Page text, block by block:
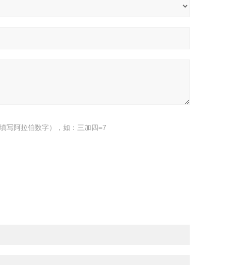
写阿拉伯数字），如：三加四=7